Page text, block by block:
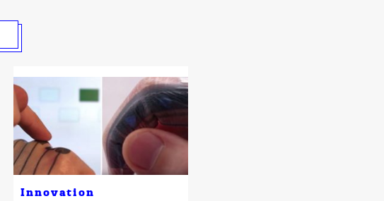
Innovation